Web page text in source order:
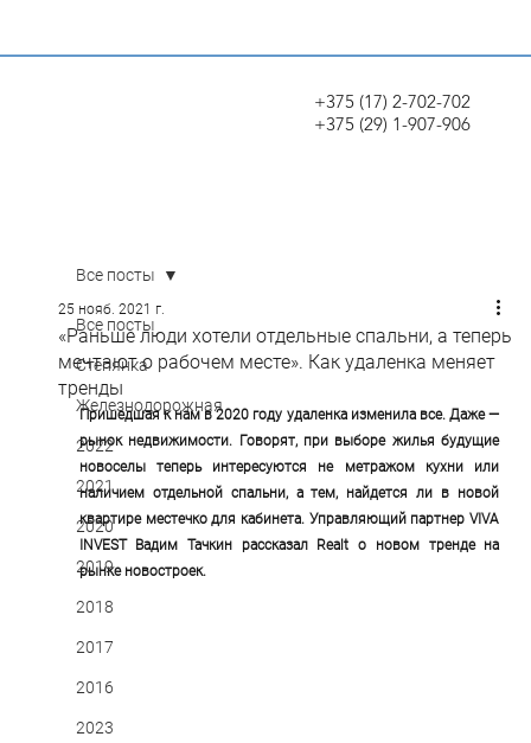
+375 (17) 2-702-702
+375 (29) 1-907-906
Все посты
Степянка
Железнодорожная
2022
2021
2020
2019
2018
2017
2016
2023
Все посты
«Раньше люди хотели отдельные спальни, а теперь
мечтают о рабочем месте». Как удаленка меняет
тренды
25 нояб. 2021 г.
Пришедшая к нам в 2020 году удаленка изменила все. Даже —
рынок недвижимости. Говорят, при выборе жилья будущие
новоселы теперь интересуются не метражом кухни или
наличием отдельной спальни, а тем, найдется ли в новой
квартире местечко для кабинета. Управляющий партнер VIVA
INVEST Вадим Тачкин рассказал Realt о новом тренде на
рынке новостроек.